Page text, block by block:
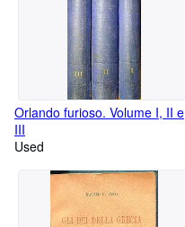
Orlando furioso. Volume I, II e
III
Used